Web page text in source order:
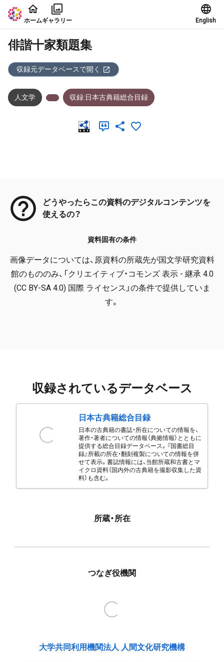
本文に飛ぶ
ホームギャラリー English
俳諧十家類題集
収録元データベースで開く
人文学 収録:日本古典籍総合目録
どうやったらこの資料のデジタルコンテンツを
使えるの？
資料固有の条件
画像データについては、原資料の所蔵先が国文学研究資料
館のもののみ、「クリエイティブ・コモンズ 表示 - 継承 4.0
(CC BY-SA 4.0) 国際 ライセンス」の条件で提供していま
す。
収録されているデータベース
日本古典籍総合目録
日本の古典籍の書誌・所在についての情報を、
著作・著者についての情報（典拠情報）とともに
提供する総合目録データベース。『国書総目
録』所載の所在・翻刻複製についての情報を併
せて表示。書誌情報には、当館所蔵和古書とマ
イクロ資料（国内外の古典籍を撮影収集した資
料）も含む。
所蔵・所在
つなぎ役機関
大学共同利用機関法人 人間文化研究機構